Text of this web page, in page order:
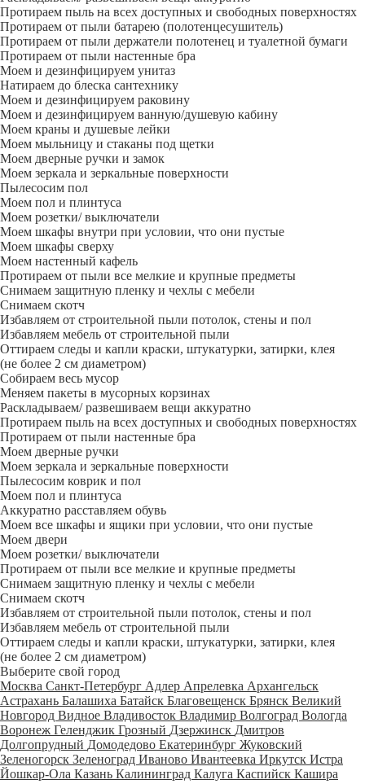
Протираем пыль на всех доступных и свободных поверхностях
Протираем от пыли батарею (полотенцесушитель)
Протираем от пыли держатели полотенец и туалетной бумаги
Протираем от пыли настенные бра
Моем и дезинфицируем унитаз
Натираем до блеска сантехнику
Моем и дезинфицируем раковину
Моем и дезинфицируем ванную/душевую кабину
Моем краны и душевые лейки
Моем мыльницу и стаканы под щетки
Моем дверные ручки и замок
Моем зеркала и зеркальные поверхности
Пылесосим пол
Моем пол и плинтуса
Моем розетки/ выключатели
Моем шкафы внутри при условии, что они пустые
Моем шкафы сверху
Моем настенный кафель
Протираем от пыли все мелкие и крупные предметы
Снимаем защитную пленку и чехлы с мебели
Снимаем скотч
Избавляем от строительной пыли потолок, стены и пол
Избавляем мебель от строительной пыли
Оттираем следы и капли краски, штукатурки, затирки, клея
(не более 2 см диаметром)
Собираем весь мусор
Меняем пакеты в мусорных корзинах
Раскладываем/ развешиваем вещи аккуратно
Протираем пыль на всех доступных и свободных поверхностях
Протираем от пыли настенные бра
Моем дверные ручки
Моем зеркала и зеркальные поверхности
Пылесосим коврик и пол
Моем пол и плинтуса
Аккуратно расставляем обувь
Моем все шкафы и ящики при условии, что они пустые
Моем двери
Моем розетки/ выключатели
Протираем от пыли все мелкие и крупные предметы
Снимаем защитную пленку и чехлы с мебели
Снимаем скотч
Избавляем от строительной пыли потолок, стены и пол
Избавляем мебель от строительной пыли
Оттираем следы и капли краски, штукатурки, затирки, клея
(не более 2 см диаметром)
Выберите свой город
Москва Санкт-Петербург Адлер Апрелевка Архангельск
Астрахань Балашиха Батайск Благовещенск Брянск Великий
Новгород Видное Владивосток Владимир Волгоград Вологда
Воронеж Геленджик Грозный Дзержинск Дмитров
Долгопрудный Домодедово Екатеринбург Жуковский
Зеленогорск Зеленоград Иваново Ивантеевка Иркутск Истра
Йошкар-Ола Казань Калининград Калуга Каспийск Кашира